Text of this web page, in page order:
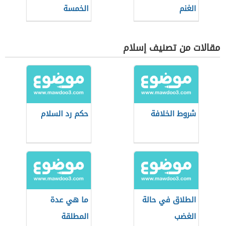
الغنم
الخمسة
مقالات من تصنيف إسلام
شروط الخلافة حكم رد السلام
الطلاق في حالة
الغضب
ما هي عدة
المطلقة